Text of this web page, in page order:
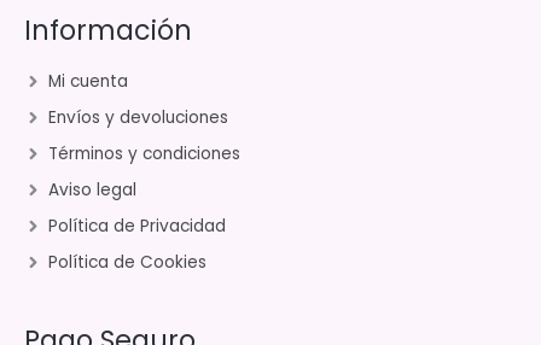
Información
Mi cuenta
Envíos y devoluciones
Términos y condiciones
Aviso legal
Política de Privacidad
Política de Cookies